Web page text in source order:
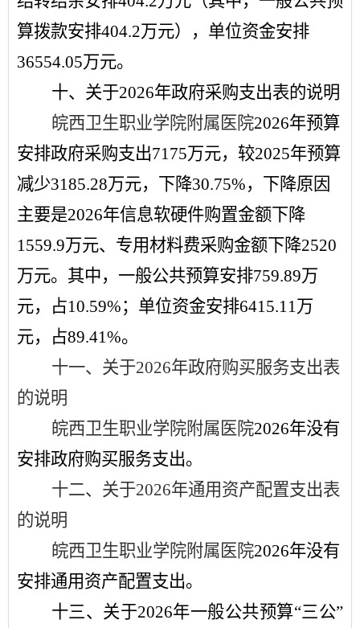
算拨款安排404.2万元），单位资金安排
36554.05万元。
十、关于2026年政府采购支出表的说明
皖西卫生职业学院附属医院2026年预算
安排政府采购支出7175万元，较2025年预算
减少3185.28万元，下降30.75%，下降原因
主要是2026年信息软硬件购置金额下降
1559.9万元、 专用材料费采购金额下降2520
万元。其中，一般公共预算安排759.89万
元，占10.59%；单位资金安排6415.11万
元，占89.41%。
十一、关于2026年政府购买服务支出表
的说明
皖西卫生职业学院附属医院2026年没有
安排政府购买服务支出。
十二、关于2026年通用资产配置支出表
的说明
皖西卫生职业学院附属医院2026年没有
安排通用资产配置支出。
十三、关于2026年一般公共预算“三公”